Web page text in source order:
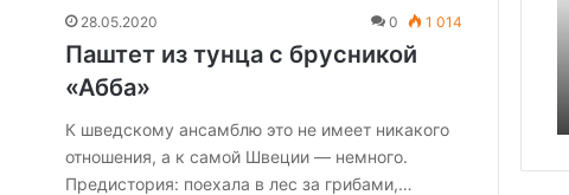
28.05.2020 0 1 014
Паштет из тунца с брусникой
«Абба»
К шведскому ансамблю это не имеет никакого
отношения, а к самой Швеции — немного.
Предистория: поехала в лес за грибами,…
Делаем
подручных
60Врачи назвали напиток,